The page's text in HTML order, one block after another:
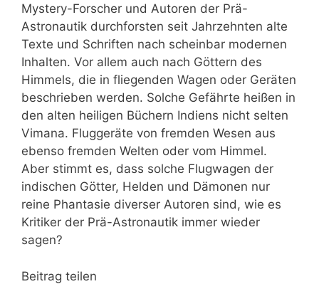
Mystery-Forscher und Autoren der Prä-
Astronautik durchforsten seit Jahrzehnten alte
Texte und Schriften nach scheinbar modernen
Inhalten. Vor allem auch nach Göttern des
Himmels, die in fliegenden Wagen oder Geräten
beschrieben werden. Solche Gefährte heißen in
den alten heiligen Büchern Indiens nicht selten
Vimana. Fluggeräte von fremden Wesen aus
ebenso fremden Welten oder vom Himmel.
Aber stimmt es, dass solche Flugwagen der
indischen Götter, Helden und Dämonen nur
reine Phantasie diverser Autoren sind, wie es
Kritiker der Prä-Astronautik immer wieder
sagen?
Beitrag teilen